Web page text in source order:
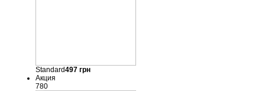
Standard497грн
Акция
780